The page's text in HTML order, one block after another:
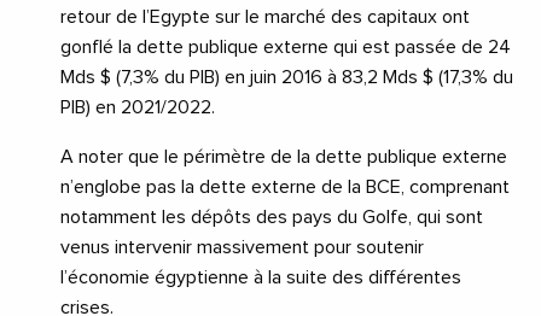
retour de l’Egypte sur le marché des capitaux ont
gonflé la dette publique externe qui est passée de 24
Mds $ (7,3% du PIB) en juin 2016 à 83,2 Mds $ (17,3% du
PIB) en 2021/2022.
A noter que le périmètre de la dette publique externe
n’englobe pas la dette externe de la BCE, comprenant
notamment les dépôts des pays du Golfe, qui sont
venus intervenir massivement pour soutenir
l’économie égyptienne à la suite des différentes
crises.